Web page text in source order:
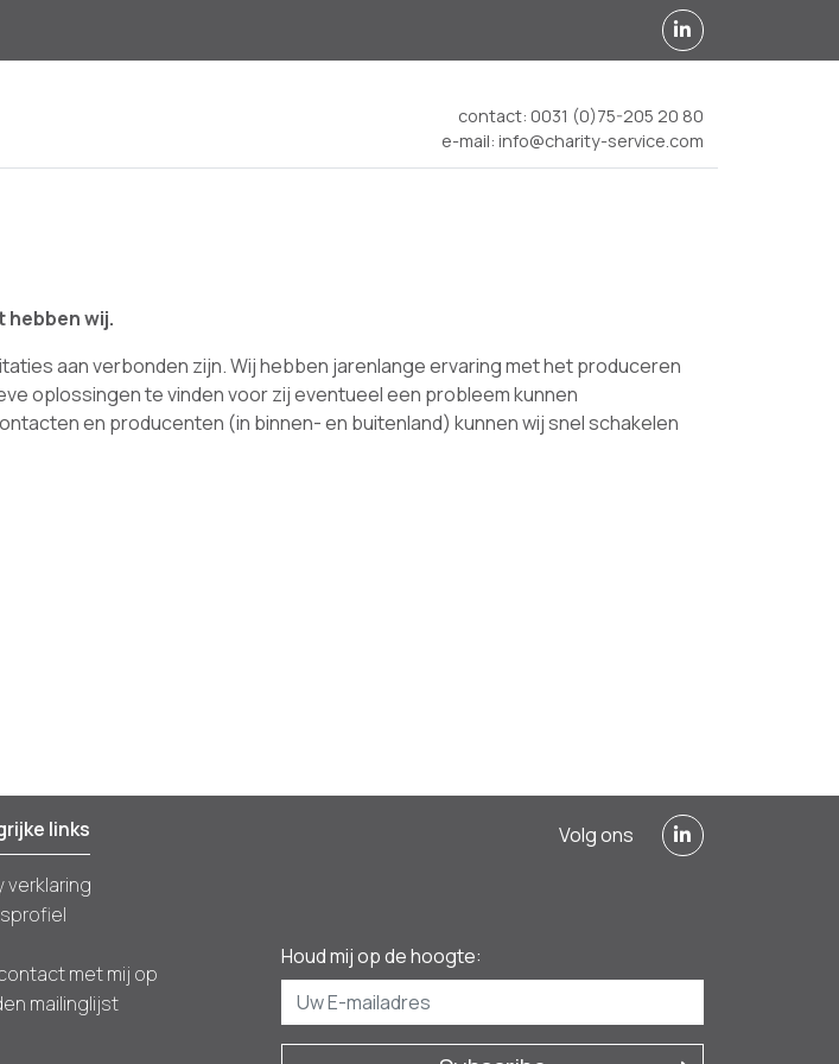
contact: 0031 (0)75-205 20 80
e-mail: info@charity-service.com
wij.
aan verbonden zijn. Wij hebben jarenlange ervaring met het produceren
oplossingen te vinden voor zij eventueel een probleem kunnen
en producenten (in binnen- en buitenland) kunnen wij snel schakelen
links
verklaring
met mij op
mailinglijst
Volg ons
Houd mij op de hoogte: